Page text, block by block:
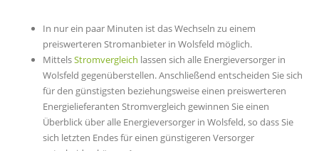
In nur ein paar Minuten ist das Wechseln zu einem
preiswerteren Stromanbieter in Wolsfeld möglich.
MittelsStromvergleich lassen sich alle Energieversorger in
Wolsfeld gegenüberstellen. Anschließend entscheiden Sie sich
für den günstigsten beziehungsweise einen preiswerteren
Energielieferanten Stromvergleich gewinnen Sie einen
Überblick über alle Energieversorger in Wolsfeld, so dass Sie
sich letzten Endes für einen günstigeren Versorger